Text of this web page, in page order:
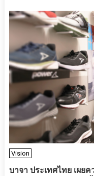
Vision
บาจา ประเทศไทย เผย